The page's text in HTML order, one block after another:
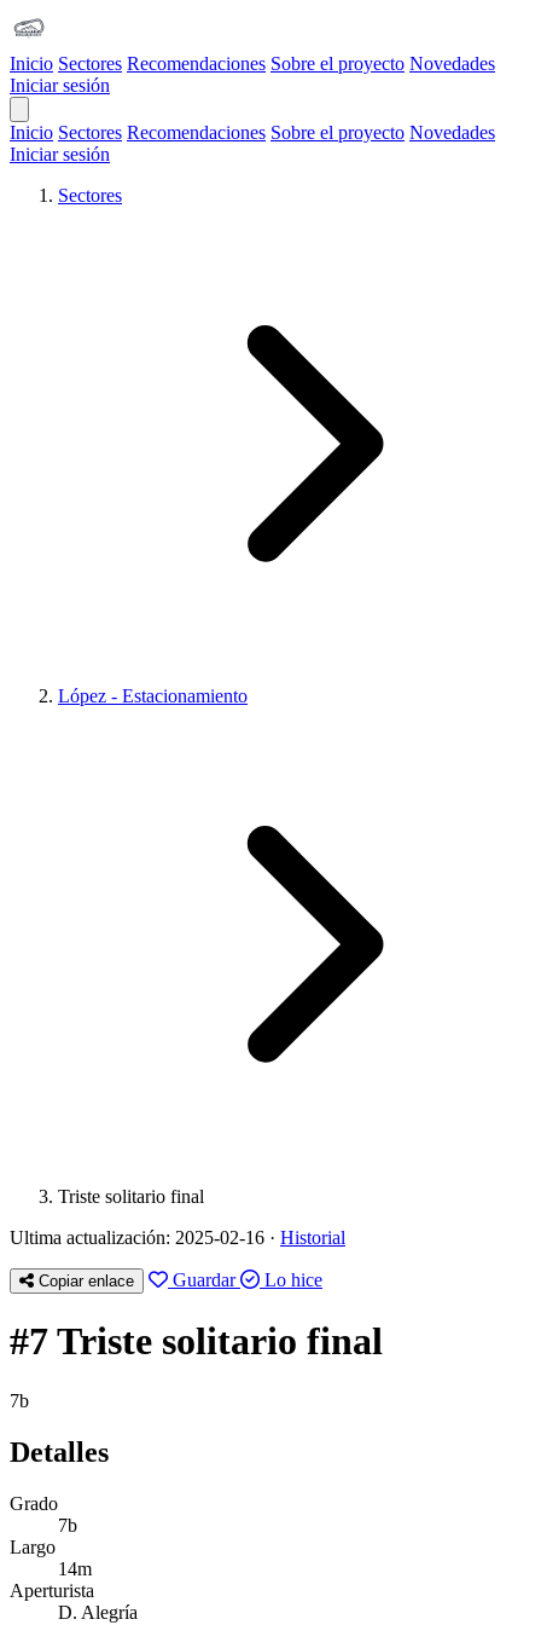
Inicio Sectores Recomendaciones Sobre el proyecto Novedades
Iniciar sesión
Inicio Sectores Recomendaciones Sobre el proyecto Novedades
Iniciar sesión
Sectores
López - Estacionamiento
Triste solitario final
Ultima actualización: 2025-02-16 · Historial
Copiar enlace Guardar Lo hice
#7 Triste solitario final
7b
Detalles
Grado
7b
Largo
14m
Aperturista
D. Alegría